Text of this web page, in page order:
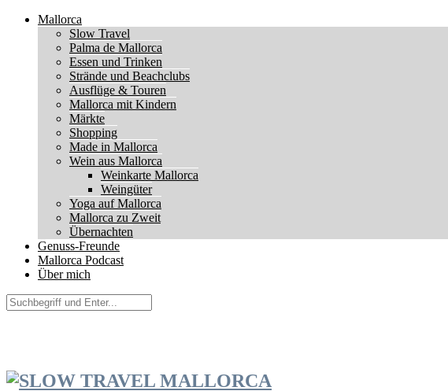
Mallorca
Slow Travel
Palma de Mallorca
Essen und Trinken
Strände und Beachclubs
Ausflüge & Touren
Mallorca mit Kindern
Märkte
Shopping
Made in Mallorca
Wein aus Mallorca
Weinkarte Mallorca
Weingüter
Yoga auf Mallorca
Mallorca zu Zweit
Übernachten
Genuss-Freunde
Mallorca Podcast
Über mich